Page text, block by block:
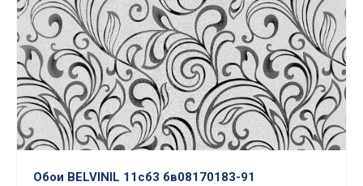
Обои BELVINIL 11сб3 бв08170183-91